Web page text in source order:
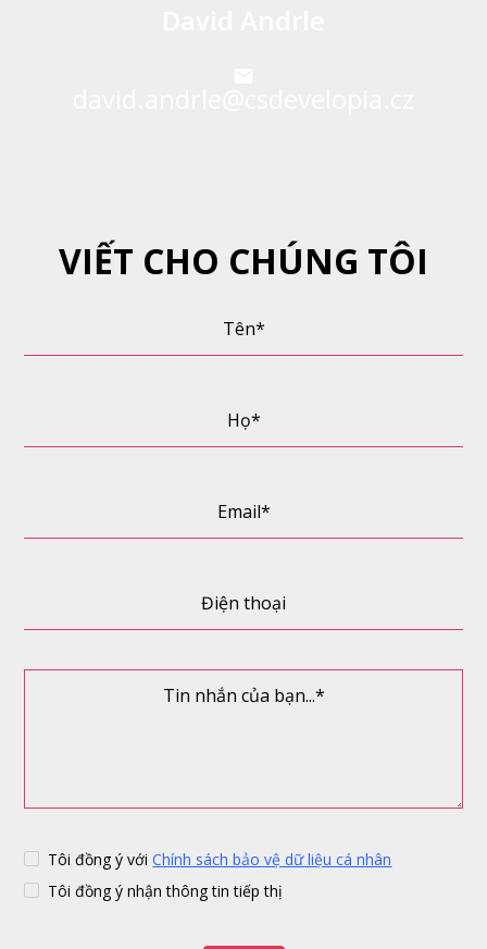
VIẾT CHO CHÚNG TÔI
Tôi đồng ý vớiChính sách bảo vệ dữ liệu cá nhân
Tôi đồng ý nhận thông tin tiếp thị